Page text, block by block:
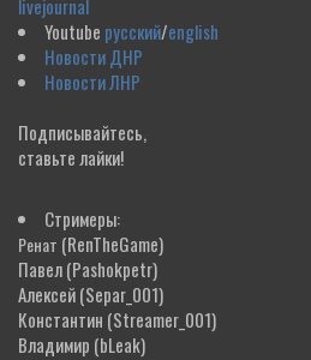
livejournal
Youtube русский/english
Новости ДНР
Новости ЛНР
Подписывайтесь,
ставьте лайки!
Стримеры:
Ренат (RenTheGame)
Павел(Pashokpetr)
Алексей(Separ_001)
Константин (Streamer_001)
Владимир (bLeak)